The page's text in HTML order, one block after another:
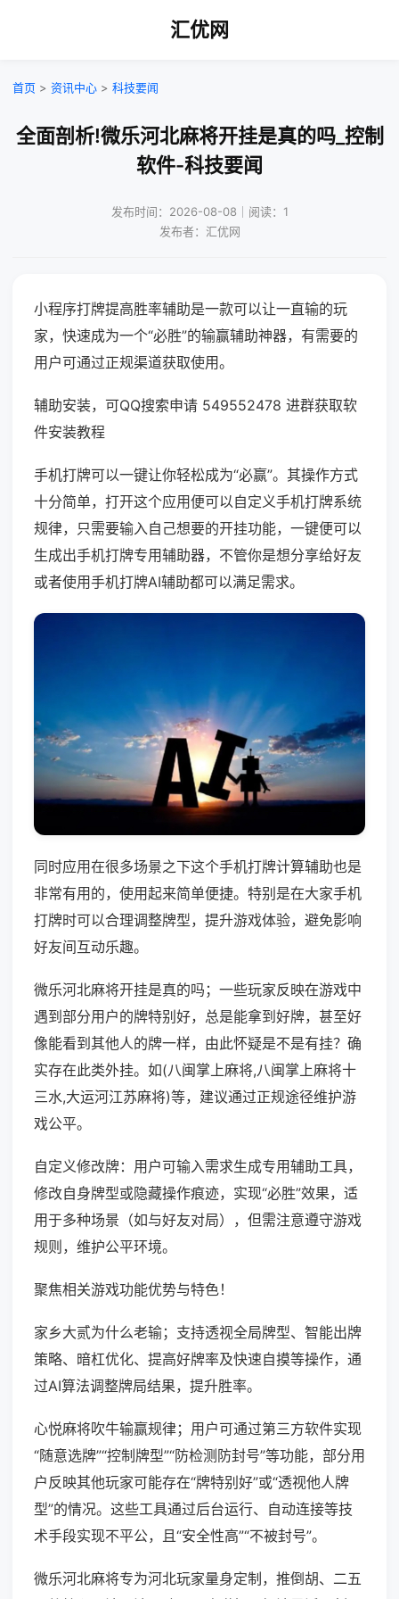
汇优网
首页 > 资讯中心 > 科技要闻
全面剖析!微乐河北麻将开挂是真的吗_控制
软件-科技要闻
发布时间：2026-08-08｜阅读：1
发布者：汇优网
小程序打牌提高胜率辅助是一款可以让一直输的玩
家，快速成为一个“必胜”的输赢辅助神器，有需要的
用户可通过正规渠道获取使用。
辅助安装，可QQ搜索申请 549552478 进群获取软
件安装教程
手机打牌可以一键让你轻松成为“必赢”。其操作方式
十分简单，打开这个应用便可以自定义手机打牌系统
规律，只需要输入自己想要的开挂功能，一键便可以
生成出手机打牌专用辅助器，不管你是想分享给好友
或者使用手机打牌AI辅助都可以满足需求。
同时应用在很多场景之下这个手机打牌计算辅助也是
非常有用的，使用起来简单便捷。特别是在大家手机
打牌时可以合理调整牌型，提升游戏体验，避免影响
好友间互动乐趣。
微乐河北麻将开挂是真的吗；一些玩家反映在游戏中
遇到部分用户的牌特别好，总是能拿到好牌，甚至好
像能看到其他人的牌一样，由此怀疑是不是有挂？确
实存在此类外挂。如(八闽掌上麻将,八闽掌上麻将十
三水,大运河江苏麻将)等，建议通过正规途径维护游
戏公平。
自定义修改牌：用户可输入需求生成专用辅助工具，
修改自身牌型或隐藏操作痕迹，实现“必胜”效果，适
用于多种场景（如与好友对局），但需注意遵守游戏
规则，维护公平环境。
聚焦相关游戏功能优势与特色！
家乡大贰为什么老输；支持透视全局牌型、智能出牌
策略、暗杠优化、提高好牌率及快速自摸等操作，通
过AI算法调整牌局结果，提升胜率。
心悦麻将吹牛输赢规律；用户可通过第三方软件实现
“随意选牌”“控制牌型”“防检测防封号”等功能，部分用
户反映其他玩家可能存在“牌特别好”或“透视他人牌
型”的情况。这些工具通过后台运行、自动连接等技
术手段实现不平公，且“安全性高”“不被封号”。
微乐河北麻将专为河北玩家量身定制，推倒胡、二五